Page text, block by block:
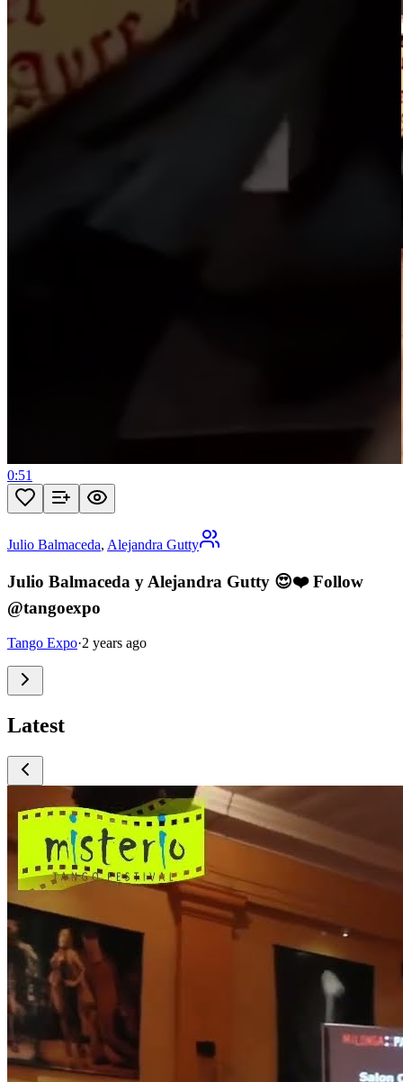
0:51
Julio Balmaceda, Alejandra Gutty
Julio Balmaceda y Alejandra Gutty 😍❤️ Follow
@tangoexpo
Tango Expo·2 years ago
Latest